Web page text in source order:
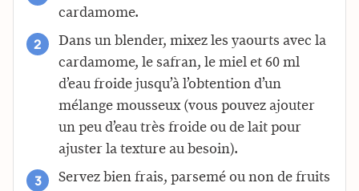
cardamome.
Dans un blender, mixez les yaourts avec la
cardamome, le safran, le miel et 60 ml
d’eau froide jusqu’à l’obtention d’un
mélange mousseux (vous pouvez ajouter
un peu d’eau très froide ou de lait pour
ajuster la texture au besoin).
Servez bien frais, parsemé ou non de fruits